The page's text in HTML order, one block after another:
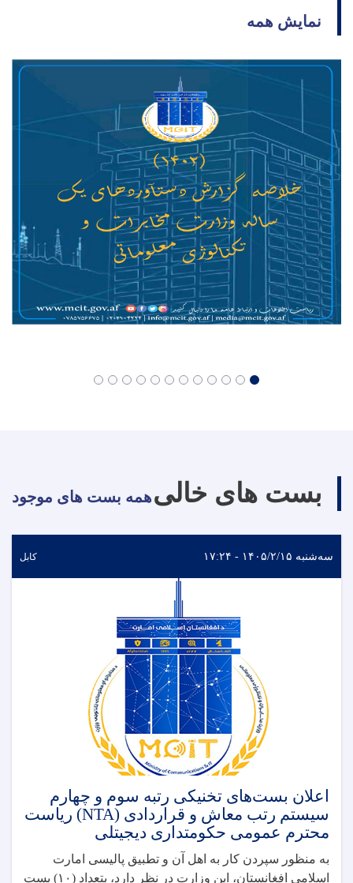
نمایش همه
بست های خالیهمه بست های موجود
سه‌شنبه ۱۴۰۵/۲/۱۵ - ۱۷:۲۴ کابل
اعلان بست‌های تخنیکی رتبه سوم و چهارم
سیستم رتب معاش و قراردادی (NTA) ریاست
محترم عمومی حکومتداری دیجیتلی
به منظور سپردن کار به اهل آن و تطبیق پالیسی امارت
اسلامی افغانستان، این وزارت در نظر دارد، بتعداد (۱۰) بست